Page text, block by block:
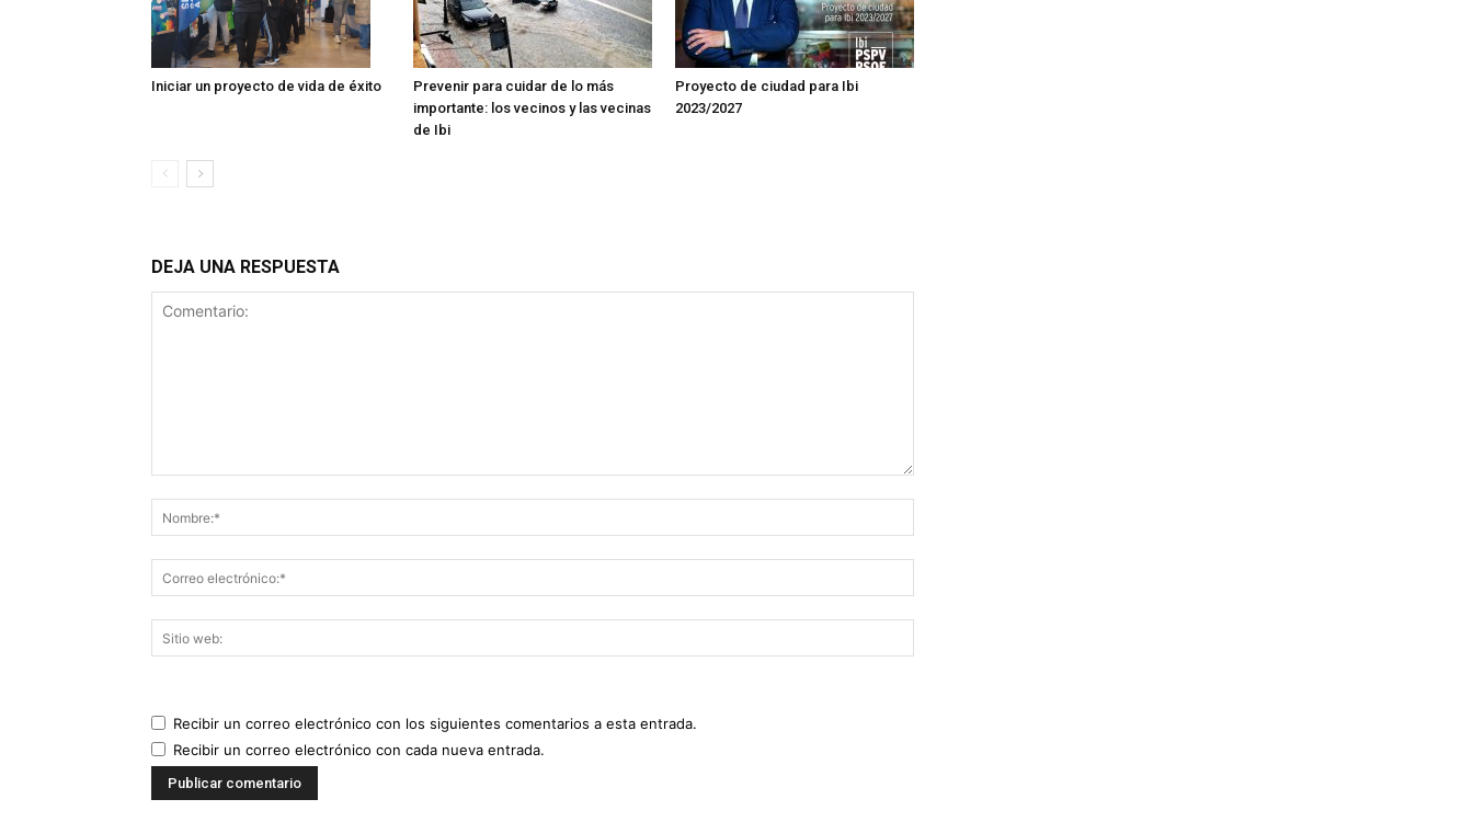
Iniciar un proyecto de vida de éxito
Prevenir para cuidar de lo más
importante: los vecinos y las vecinas
de Ibi
Proyecto de ciudad para Ibi
2023/2027
DEJA UNA RESPUESTA
Recibir un correo electrónico con los siguientes comentarios a esta entrada.
Recibir un correo electrónico con cada nueva entrada.